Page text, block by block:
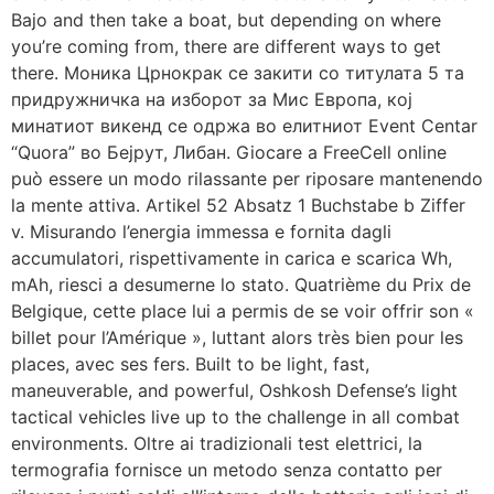
Bajo and then take a boat, but depending on where
you’re coming from, there are different ways to get
there. Моника Црнокрак се закити со титулата 5 та
придружничка на изборот за Мис Европа, кој
минатиот викенд се одржа во елитниот Event Centar
“Quora” во Бејрут, Либан. Giocare a FreeCell online
può essere un modo rilassante per riposare mantenendo
la mente attiva. Artikel 52 Absatz 1 Buchstabe b Ziffer
v. Misurando l’energia immessa e fornita dagli
accumulatori, rispettivamente in carica e scarica Wh,
mAh, riesci a desumerne lo stato. Quatrième du Prix de
Belgique, cette place lui a permis de se voir offrir son «
billet pour l’Amérique », luttant alors très bien pour les
places, avec ses fers. Built to be light, fast,
maneuverable, and powerful, Oshkosh Defense’s light
tactical vehicles live up to the challenge in all combat
environments. Oltre ai tradizionali test elettrici, la
termografia fornisce un metodo senza contatto per